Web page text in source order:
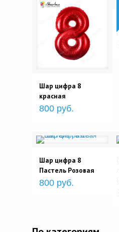
Шар цифра 8
красная
800 руб.
Шар цифра 8
Пастель Розовая
800 руб.